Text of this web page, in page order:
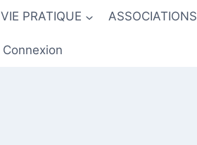
VIE PRATIQUE ASSOCIATIONS
Connexion